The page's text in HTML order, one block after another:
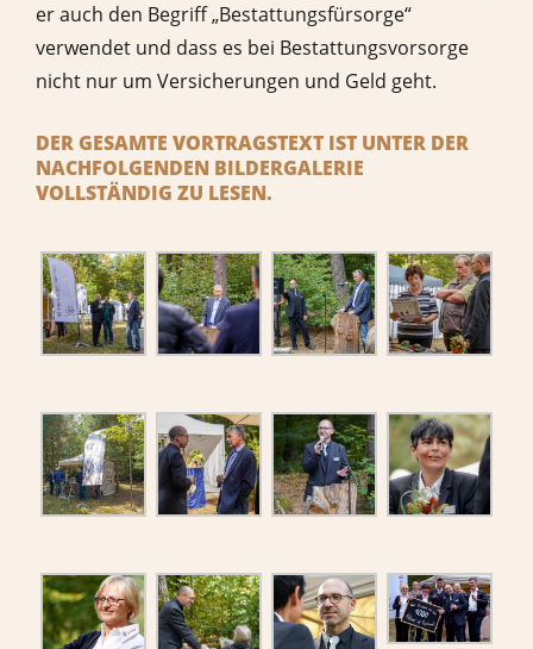
er auch den Begriff „Bestattungsfürsorge“
verwendet und dass es bei Bestattungsvorsorge
nicht nur um Versicherungen und Geld geht.
DER GESAMTE VORTRAGSTEXT IST UNTER DER
NACHFOLGENDEN BILDERGALERIE
VOLLSTÄNDIG ZU LESEN.